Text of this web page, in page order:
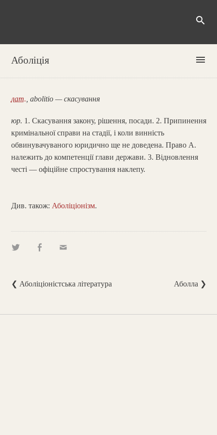
search
Аболіція menu
лат. , abolitio — скасування
юр. 1. Скасування закону, рішення, посади. 2. Припинення
кримінальної справи на стадії, і коли винність
обвинувачуваного юридично ще не доведена. Право А.
належить до компетенції глави держави. 3. Відновлення
честі — офіційне спростування наклепу.
Див. також: Аболіціонізм.
❮ Аболіціоністська література Аболла ❯